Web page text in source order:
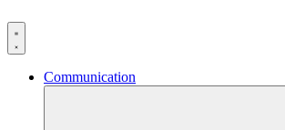
Communication